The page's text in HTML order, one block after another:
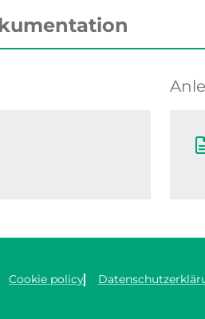
Cookie policy